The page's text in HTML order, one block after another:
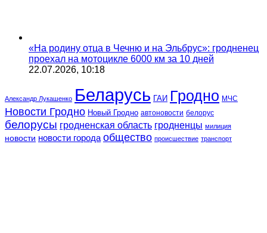
«На родину отца в Чечню и на Эльбрус»: гродненец
проехал на мотоцикле 6000 км за 10 дней
22.07.2026, 10:18
Александр Лукашенко Беларусь ГАИ Гродно МЧС
Новости Гродно Новый Гродно автоновости белорус
белорусы гродненская область гродненцы милиция
новости новости города общество происшествие транспорт